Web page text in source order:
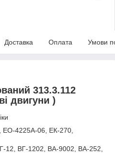
Доставка Оплата Умови
313.3.112
двигуни )
ЕО-4225А-06, ЕК-270,
12, ВГ-1202, ВА-9002, ВА-252,